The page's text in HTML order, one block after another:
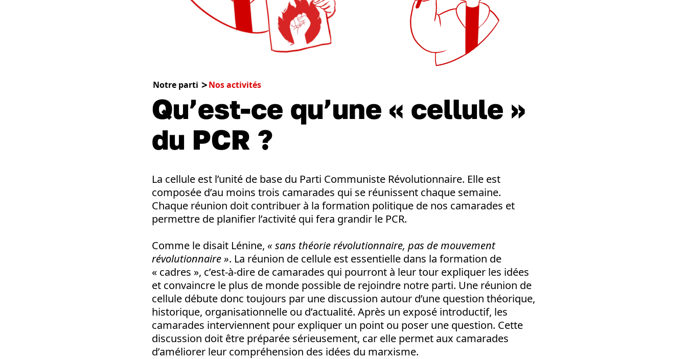
Notre parti Nos activités
Qu’est-ce qu’une « cellule »
du PCR ?
La cellule est l’unité de base du Parti Communiste Révolutionnaire. Elle est
composée d’au moins trois camarades qui se réunissent chaque semaine.
Chaque réunion doit contribuer à la formation politique de nos camarades et
permettre de planifier l’activité qui fera grandir le PCR.
Comme le disait Lénine, « sans théorie révolutionnaire, pas de mouvement
révolutionnaire ». La réunion de cellule est essentielle dans la formation de
« cadres », c’est-à-dire de camarades qui pourront à leur tour expliquer les idées
et convaincre le plus de monde possible de rejoindre notre parti. Une réunion de
cellule débute donc toujours par une discussion autour d’une question théorique,
historique, organisationnelle ou d’actualité. Après un exposé introductif, les
camarades interviennent pour expliquer un point ou poser une question. Cette
discussion doit être préparée sérieusement, car elle permet aux camarades
d’améliorer leur compréhension des idées du marxisme.